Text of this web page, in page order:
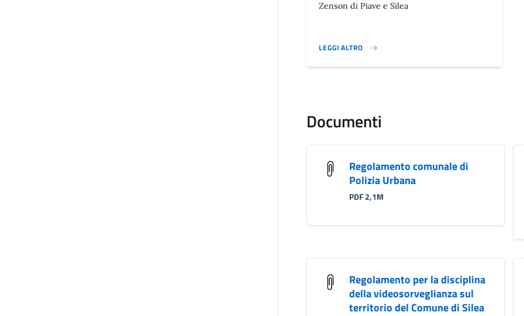
Zenson di Piave e Silea
LEGGI ALTRO
}
Documenti
Regolamento comunale di
Polizia Urbana
PDF 2,1M
Regolamento per la disciplina
della videosorveglianza sul
territorio del Comune di Silea